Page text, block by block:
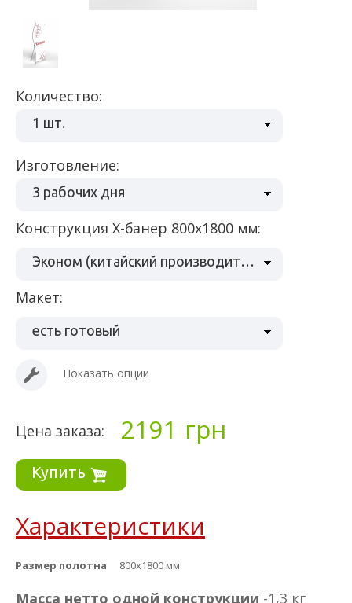
Количество:
1 шт.
Изготовление:
3 рабочих дня
Конструкция Х-банер 800х1800 мм:
Эконом (китайский производитель)
Макет:
есть готовый
Показать опции
Цена заказа: 2191 грн
Купить
Характеристики
Размер полотна 800х1800 мм
Масса нетто одной конструкции -1,3 кг